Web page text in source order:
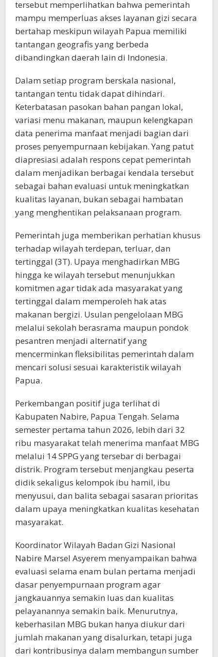
tersebut memperlihatkan bahwa pemerintah
mampu memperluas akses layanan gizi secara
bertahap meskipun wilayah Papua memiliki
tantangan geografis yang berbeda
dibandingkan daerah lain di Indonesia.
Dalam setiap program berskala nasional,
tantangan tentu tidak dapat dihindari.
Keterbatasan pasokan bahan pangan lokal,
variasi menu makanan, maupun kelengkapan
data penerima manfaat menjadi bagian dari
proses penyempurnaan kebijakan. Yang patut
diapresiasi adalah respons cepat pemerintah
dalam menjadikan berbagai kendala tersebut
sebagai bahan evaluasi untuk meningkatkan
kualitas layanan, bukan sebagai hambatan
yang menghentikan pelaksanaan program.
Pemerintah juga memberikan perhatian khusus
terhadap wilayah terdepan, terluar, dan
tertinggal (3T). Upaya menghadirkan MBG
hingga ke wilayah tersebut menunjukkan
komitmen agar tidak ada masyarakat yang
tertinggal dalam memperoleh hak atas
makanan bergizi. Usulan pengelolaan MBG
melalui sekolah berasrama maupun pondok
pesantren menjadi alternatif yang
mencerminkan fleksibilitas pemerintah dalam
mencari solusi sesuai karakteristik wilayah
Papua.
Perkembangan positif juga terlihat di
Kabupaten Nabire, Papua Tengah. Selama
semester pertama tahun 2026, lebih dari 32
ribu masyarakat telah menerima manfaat MBG
melalui 14 SPPG yang tersebar di berbagai
distrik. Program tersebut menjangkau peserta
didik sekaligus kelompok ibu hamil, ibu
menyusui, dan balita sebagai sasaran prioritas
dalam upaya meningkatkan kualitas kesehatan
masyarakat.
Koordinator Wilayah Badan Gizi Nasional
Nabire Marsel Asyerem menyampaikan bahwa
evaluasi selama enam bulan pertama menjadi
dasar penyempurnaan program agar
jangkauannya semakin luas dan kualitas
pelayanannya semakin baik. Menurutnya,
keberhasilan MBG bukan hanya diukur dari
jumlah makanan yang disalurkan, tetapi juga
dari kontribusinya dalam membangun sumber